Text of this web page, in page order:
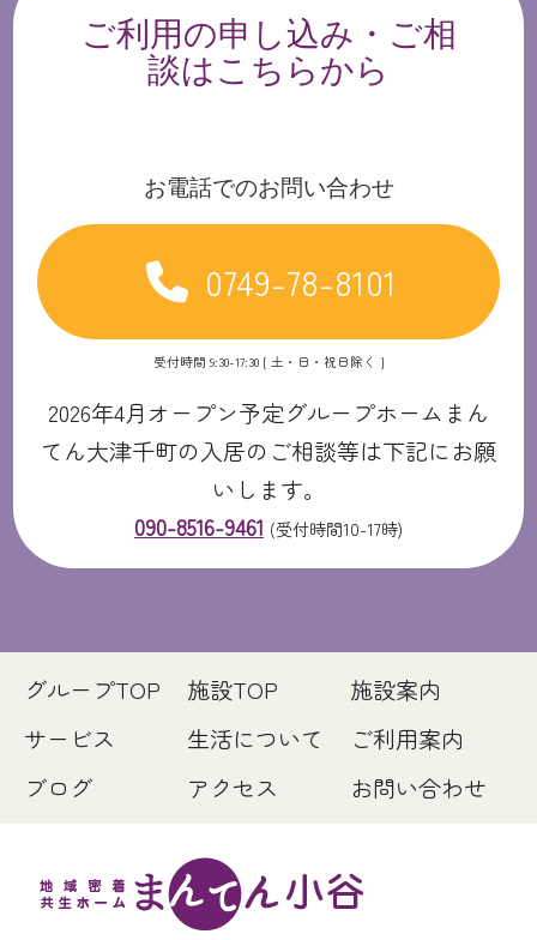
ご利用の申し込み・ご相
談はこちらから
お電話でのお問い合わせ
0749-78-8101
受付時間 9:30-17:30 [ 土・日・祝日除く ]
2026年4月オープン予定グループホームまん
てん大津千町の入居のご相談等は下記にお願
いします。
090-8516-9461 (受付時間10-17時)
グループTOP 施設TOP
施設案内
サービス
生活について
ご利用案内
ブログ
アクセス お問い合わせ